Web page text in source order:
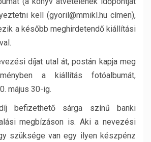
kell (gyoril@mmikl.hu címen),
a később meghirdetendő kiállítási
díjat utal át, postán kapja meg
a kiállítás fotóalbumát,
május 30-ig.
befizethető sárga színű banki
megbízáson is. Aki a nevezési
szüksége van egy ilyen készpénz